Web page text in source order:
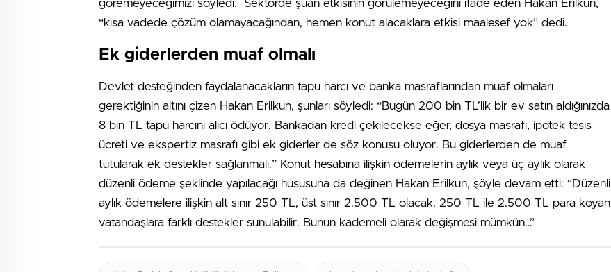
göremeyeceğimizi söyledi. Sektörde şuan etkisinin görülemeyeceğini ifade eden Hakan Erilkun,
“kısa vadede çözüm olamayacağından, hemen konut alacaklara etkisi maalesef yok” dedi.
Ek giderlerden muaf olmalı
Devlet desteğinden faydalanacakların tapu harcı ve banka masraflarından muaf olmaları
gerektiğinin altını çizen Hakan Erilkun, şunları söyledi: “Bugün 200 bin TL’lik bir ev satın aldığınızda
8 bin TL tapu harcını alıcı ödüyor. Bankadan kredi çekilecekse eğer, dosya masrafı, ipotek tesis
ücreti ve ekspertiz masrafı gibi ek giderler de söz konusu oluyor. Bu giderlerden de muaf
tutularak ek destekler sağlanmalı.” Konut hesabına ilişkin ödemelerin aylık veya üç aylık olarak
düzenli ödeme şeklinde yapılacağı hususuna da değinen Hakan Erilkun, şöyle devam etti: “Düzenli
aylık ödemelere ilişkin alt sınır 250 TL, üst sınır 2.500 TL olacak. 250 TL ile 2.500 TL para koyan
vatandaşlara farklı destekler sunulabilir. Bunun kademeli olarak değişmesi mümkün…”